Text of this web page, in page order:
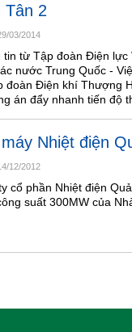
Tân 2
03/2014
tin từ Tập đoàn Điện lực
nước Trung Quốc -
đoàn Điện khí Thượng
án đẩy nhanh tiến độ
Nhiệt điện
12/2012
cổ phần Nhiệt điện
suất 300MW của